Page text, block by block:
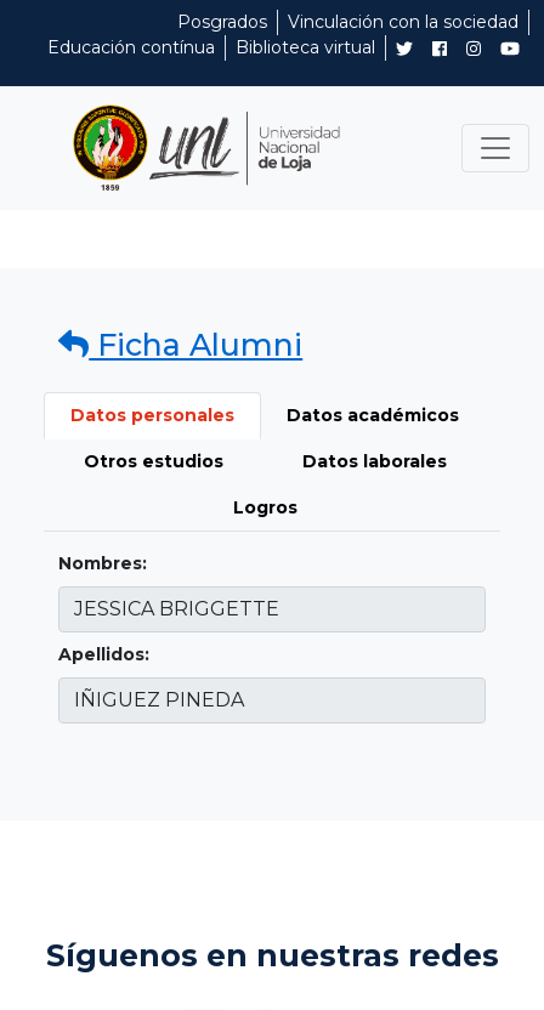
Posgrados
Vinculación con la sociedad
Educación contínua
Biblioteca virtual
Ficha Alumni
Datos personales Datos académicos
Otros estudios Datos laborales
Logros
Nombres:
Apellidos:
Síguenos en nuestras redes